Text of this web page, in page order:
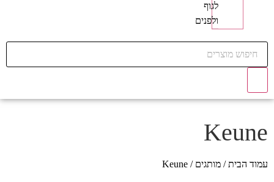
לגוף
ולפנים
Keune
עמוד הבית/מותגים/ Keune